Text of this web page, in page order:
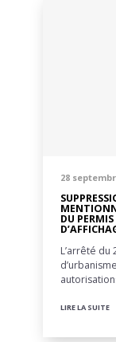
28
DU
L’arrêté du
LIRE LA SUITE